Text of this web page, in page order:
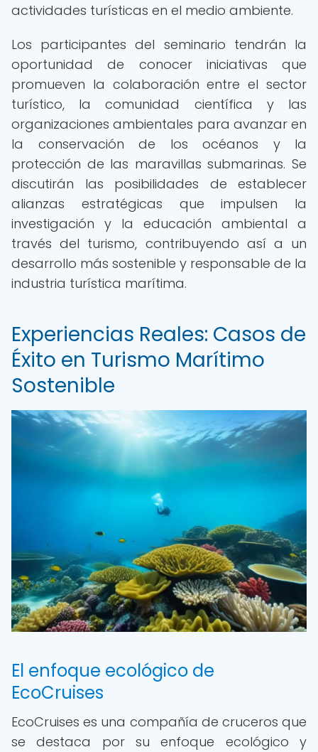
actividades turísticas en el medio ambiente.
Los participantes del seminario tendrán la
oportunidad de conocer iniciativas que
promueven la colaboración entre el sector
turístico, la comunidad científica y las
organizaciones ambientales para avanzar en
la conservación de los océanos y la
protección de las maravillas submarinas. Se
discutirán las posibilidades de establecer
alianzas estratégicas que impulsen la
investigación y la educación ambiental a
través del turismo, contribuyendo así a un
desarrollo más sostenible y responsable de la
industria turística marítima.
Experiencias Reales: Casos de
Éxito en Turismo Marítimo
Sostenible
El enfoque ecológico de
EcoCruises
EcoCruises es una compañía de cruceros que
se destaca por su enfoque ecológico y